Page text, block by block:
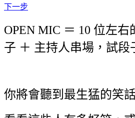
下一步
OPEN MIC ＝ 10 位左
子 ＋ 主持人串場，試段
你將會聽到最生猛的笑